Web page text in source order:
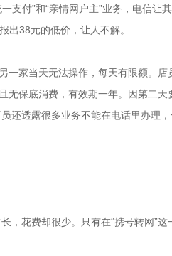
支付”和“亲情网户主”业务，电信让
出38元的低价，让人不解。
一家当天无法操作，每天有限额。店
无保底消费，有效期一年。因第二天
还透露很多业务不能在电话里办理
花费却很少。只有在“携号转网”这